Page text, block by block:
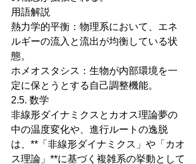
用語解説
熱力学的平衡：物理系において、エネ
ルギーの流入と流出が均衡している状
態。
ホメオスタシス：生物が内部環境を一
定に保とうとする自己調整機能。
2.5. 数学
非線形ダイナミクスとカオス理論夢の
中の温度変化や、進行ルートの逸脱
は、**「非線形ダイナミクス」や「カオ
ス理論」**に基づく複雑系の挙動として